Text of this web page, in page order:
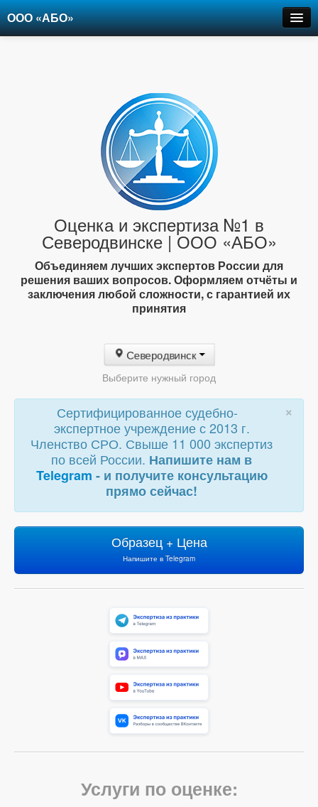
ООО «АБО»
Оценка и экспертиза №1 в
Северодвинске | ООО «АБО»
Объединяем лучших экспертов России для
решения ваших вопросов. Оформляем отчёты и
заключения любой сложности, с гарантией их
принятия
Северодвинск
Выберите нужный город
×
Сертифицированное судебно-
экспертное учреждение с 2013 г.
Членство СРО. Свыше 11 000 экспертиз
по всей России. Напишите нам в
Telegram - и получите консультацию
прямо сейчас!
Образец + Цена
Напишите в Telegram
Услуги по оценке: